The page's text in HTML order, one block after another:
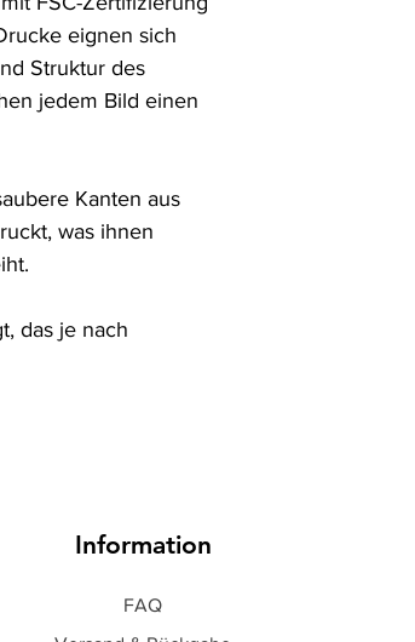
eignen sich
Struktur des
jedem Bild einen
Kanten aus
was ihnen
das je nach
Information
FAQ